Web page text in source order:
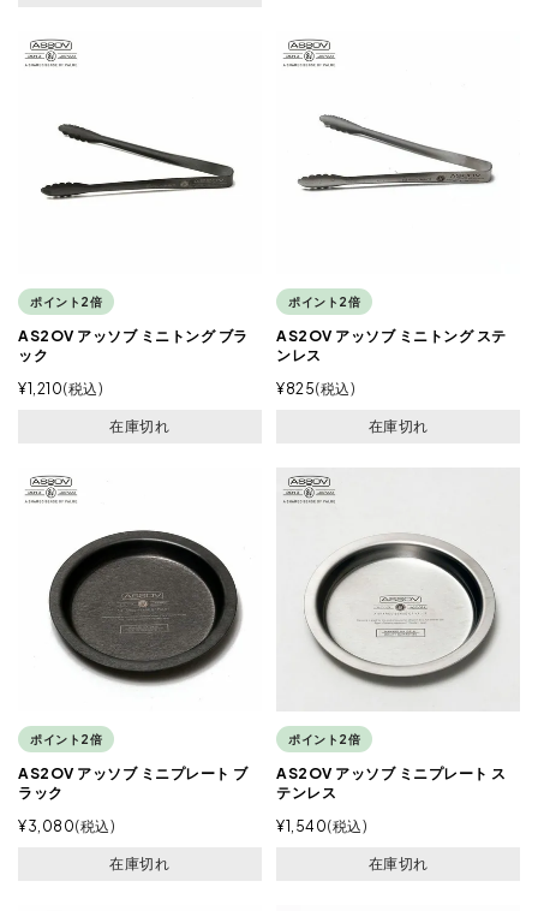
ポイント2倍
AS2OV アッソブ ミニトング ブラ
ック
¥1,210 税込
在庫切れ
ポイント2倍
AS2OV アッソブ ミニトング ステ
ンレス
¥825 税込
在庫切れ
ポイント2倍
AS2OV アッソブ ミニプレート ブ
ラック
¥3,080 税込
在庫切れ
ポイント2倍
AS2OV アッソブ ミニプレート ス
テンレス
¥1,540 税込
在庫切れ